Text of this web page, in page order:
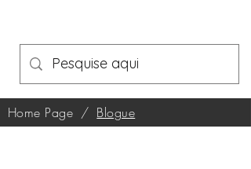
Home Page / Blogue